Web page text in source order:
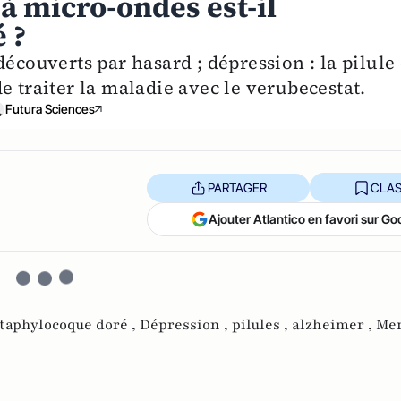
?
par hasard ; dépression : la pilule
traiter la maladie avec le verubecestat.
Futura Sciences
PARTAGER
Ajouter Atlantico en favori sur
doré , Dépression , pilules , alzheimer ,